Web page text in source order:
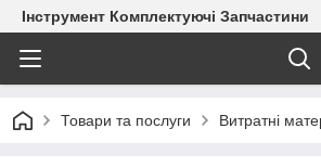
Інструмент Комплектуючі Запчастини
Товари та послуги Витратні